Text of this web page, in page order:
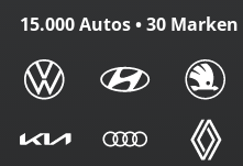
15.000 Autos • 30 Marken